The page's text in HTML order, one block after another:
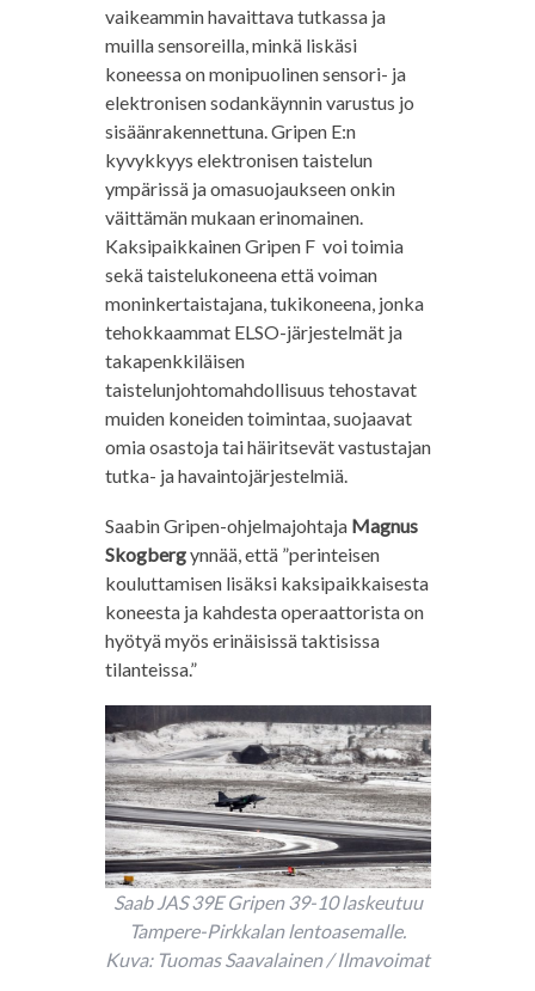
vaikeammin havaittava tutkassa ja
muilla sensoreilla, minkä liskäsi
koneessa on monipuolinen sensori- ja
elektronisen sodankäynnin varustus jo
sisäänrakennettuna. Gripen E:n
kyvykkyys elektronisen taistelun
ympärissä ja omasuojaukseen onkin
väittämän mukaan erinomainen.
Kaksipaikkainen Gripen F voi toimia
sekä taistelukoneena että voiman
moninkertaistajana, tukikoneena, jonka
tehokkaammat ELSO-järjestelmät ja
takapenkkiläisen
taistelunjohtomahdollisuus tehostavat
muiden koneiden toimintaa, suojaavat
omia osastoja tai häiritsevät vastustajan
tutka- ja havaintojärjestelmiä.
Saabin Gripen-ohjelmajohtaja Magnus
Skogbergynnää, että ”perinteisen
kouluttamisen lisäksi kaksipaikkaisesta
koneesta ja kahdesta operaattorista on
hyötyä myös erinäisissä taktisissa
tilanteissa.”
Saab JAS 39E Gripen 39-10 laskeutuu
Tampere-Pirkkalan lentoasemalle.
Kuva: Tuomas Saavalainen / Ilmavoimat